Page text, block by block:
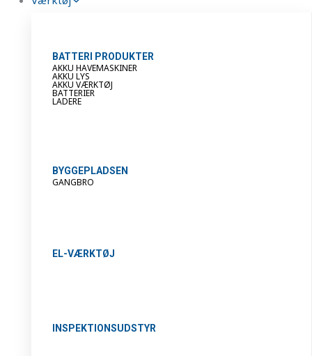
BATTERI PRODUKTER
AKKU HAVEMASKINER
AKKU LYS
AKKU VÆRKTØJ
BATTERIER
LADERE
BYGGEPLADSEN
GANGBRO
EL-VÆRKTØJ
INSPEKTIONSUDSTYR